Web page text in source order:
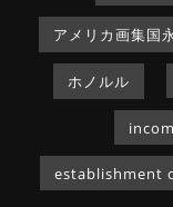
アメリカ画集国
ホノルル
establishment